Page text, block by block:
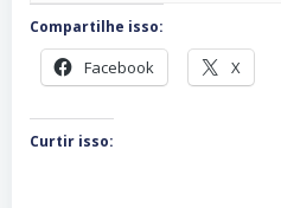
Compartilhe isso:
Facebook X
Curtir isso: